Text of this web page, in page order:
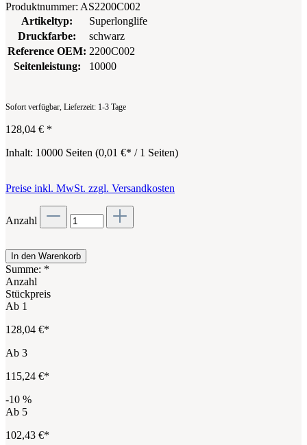
Produktnummer: AS2200C002
Artikeltyp:
Superlonglife
Druckfarbe:
schwarz
Reference OEM: 2200C002
Seitenleistung:
10000
Sofort verfügbar, Lieferzeit: 1-3 Tage
128,04 € *
Inhalt: 10000 Seiten (0,01 €* / 1 Seiten)
Preise inkl. MwSt. zzgl. Versandkosten
Anzahl
In den Warenkorb
Summe: *
Anzahl
Stückpreis
Ab 1
128,04 €*
Ab 3
115,24 €*
-10 %
Ab 5
102,43 €*